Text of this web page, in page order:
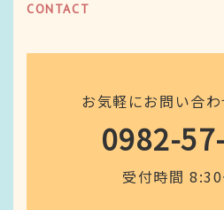
CONTACT
お気軽にお問い合わ
0982-
受付時間